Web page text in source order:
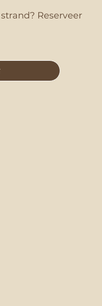
Reserveer